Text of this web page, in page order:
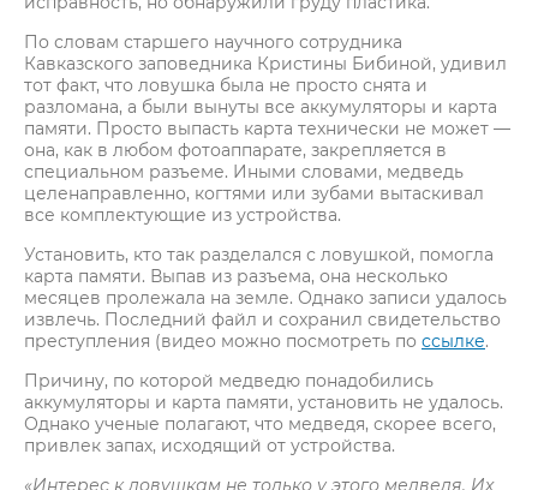
По словам старшего научного сотрудника
Кавказского заповедника Кристины Бибиной, удивил
тот факт, что ловушка была не просто снята и
разломана, а были вынуты все аккумуляторы и карта
памяти. Просто выпасть карта технически не может —
она, как в любом фотоаппарате, закрепляется в
специальном разъеме. Иными словами, медведь
целенаправленно, когтями или зубами вытаскивал
все комплектующие из устройства.
Установить, кто так разделался с ловушкой, помогла
карта памяти. Выпав из разъема, она несколько
месяцев пролежала на земле. Однако записи удалось
извлечь. Последний файл и сохранил свидетельство
преступления (видео можно посмотреть по ссылке.
Причину, по которой медведю понадобились
аккумуляторы и карта памяти, установить не удалось.
Однако ученые полагают, что медведя, скорее всего,
привлек запах, исходящий от устройства.
«Интерес к ловушкам не только у этого медведя. Их